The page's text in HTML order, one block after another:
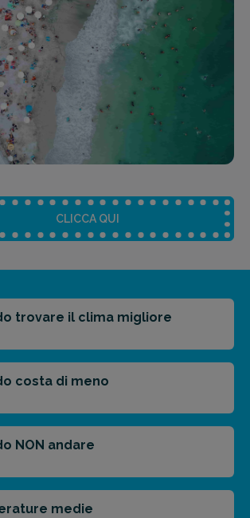
CLICCA QUI
Medio Punti chiave
di viaggio.
trovare il clima migliore
costa di meno
NON andare
medie